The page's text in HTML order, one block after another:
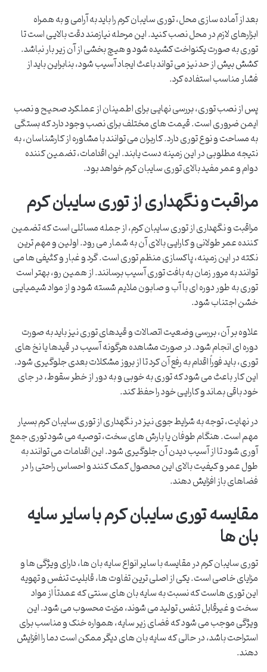
بعد از آماده سازی محل، توری سایبان کرم را باید به آرامی و به همراه
ابزارهای لازم در محل نصب کنید. این مرحله نیازمند دقت بالایی است تا
توری به صورت یکنواخت کشیده شود و هیچ بخشی از آن زیر بار نباشد.
کشش بیش از حد نیز می تواند باعث ایجاد آسیب شود، بنابراین باید از
فشار مناسب استفاده کرد.
پس از نصب توری، بررسی نهایی برای اطمینان از عملکرد صحیح و نصب
ایمن ضروری است. قیمت های مختلف برای نصب وجود دارد که بستگی
به مساحت و نوع توری دارد. کاربران می توانند با مشاوره از کارشناسان، به
نتیجه مطلوبی در این زمینه دست یابند. این اقدامات، تضمین کننده
دوام و عمر مفید بالای توری سایبان کرم خواهد بود.
مراقبت و نگهداری از توری سایبان کرم
مراقبت و نگهداری از توری سایبان کرم، از جمله مسائلی است که تضمین
کننده عمر طولانی و کارایی بالای آن به شمار می رود. اولین و مهم ترین
نکته در این زمینه، پاکسازی منظم توری است. گرد و غبار و کثیفی ها می
توانند به مرور زمان به بافت توری آسیب برسانند. از همین رو، بهتر است
توری به طور دوره ای با آب و صابون ملایم شسته شود و از مواد شیمیایی
خشن اجتناب شود.
علاوه بر آن، بررسی وضعیت اتصالات و قیدهای توری نیز باید به صورت
دوره ای انجام شود. در صورت مشاهده هرگونه آسیب در قیدها یا نخ های
توری، باید فوراً اقدام به رفع آن کرد تا از بروز مشکلات بعدی جلوگیری شود.
این کار باعث می شود که توری به خوبی و به دور از خطر سقوط، در جای
خود باقی بماند و کارایی خود را حفظ کند.
در نهایت، توجه به شرایط جوی نیز در نگهداری از توری سایبان کرم بسیار
مهم است. هنگام طوفان یا بارش های سخت، توصیه می شود توری جمع
آوری شود تا از آسیب دیدن آن جلوگیری شود. این اقدامات می توانند به
طول عمر و کیفیت بالای این محصول کمک کنند و احساس راحتی را در
فضاهای باز افزایش دهند.
مقایسه توری سایبان کرم با سایر سایه
بان ها
توری سایبان کرم در مقایسه با سایر انواع سایه بان ها، دارای ویژگی ها و
مزایای خاصی است. یکی از اصلی ترین تفاوت ها، قابلیت تنفس و تهویه
این توری هاست که نسبت به سایه بان های سنتی که عمدتاً از مواد
سخت و غیرقابل تنفس تولید می شوند، مزیت محسوب می شود. این
ویژگی موجب می شود که فضای زیر سایه، همواره خنک و مناسب برای
استراحت باشد، در حالی که سایه بان های دیگر ممکن است دما را افزایش
دهند.